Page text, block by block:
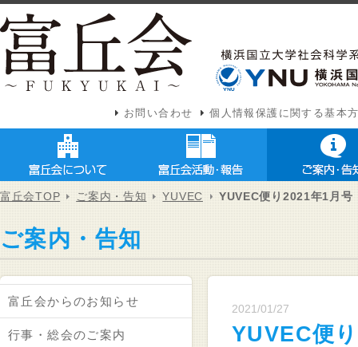
お問い合わせ 個人情報保護に関する基本
富丘会TOP ご案内・告知 YUVEC YUVEC便り2021年1月号
ご案内・告知
富丘会からのお知らせ
行事・総会のご案内
2021/01/27
YUVEC便